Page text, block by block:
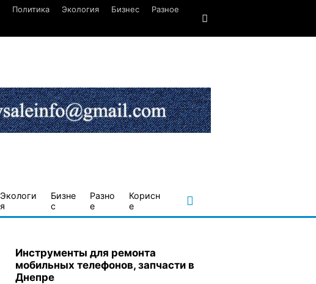
Политика Экология Бизнес
Разное
Экологи
я
Бизне
с
Разно
е
Корисн
е
Инструменты для ремонта
мобильных телефонов, запчасти в
Днепре